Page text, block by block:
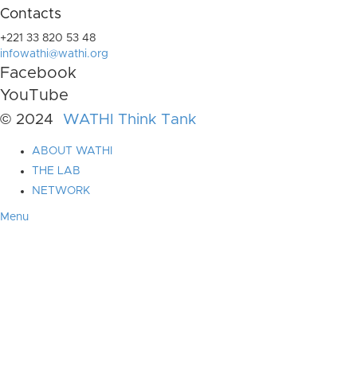
Contacts
+221 33 820 53 48
infowathi@wathi.org
Facebook
YouTube
© 2024 WATHI Think Tank
ABOUT WATHI
THE LAB
NETWORK
Menu